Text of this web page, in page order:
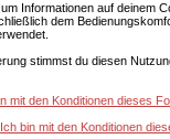
Informationen auf deinem
dem
stimmst du diesen
mit den Konditionen dieses
Ich bin mit den Konditionen